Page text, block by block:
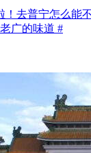
！去普宁怎么能
广的味道 #